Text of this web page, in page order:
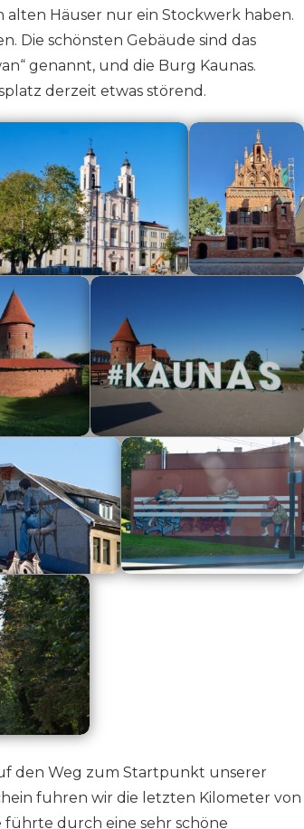
alten Häuser nur ein Stockwerk haben.
Die schönsten Gebäude sind das
genannt, und die Burg Kaunas.
derzeit etwas störend.
den Weg zum Startpunkt unserer
fuhren wir die letzten Kilometer von
führte durch eine sehr schöne